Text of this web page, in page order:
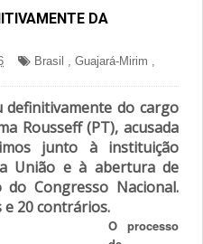
DA
Brasil , Guajará-Mirim ,
definitivamente do cargo
Rousseff (PT), acusada
junto à instituição
União e à abertura de
Congresso Nacional.
e 20 contrários.
O processo